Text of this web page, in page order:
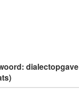
dialectopgave